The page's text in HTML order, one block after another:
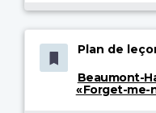
Plan de
Beaumont-
« Forget-me-